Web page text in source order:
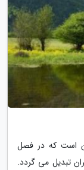
است که در فصل
تبدیل می گردد.